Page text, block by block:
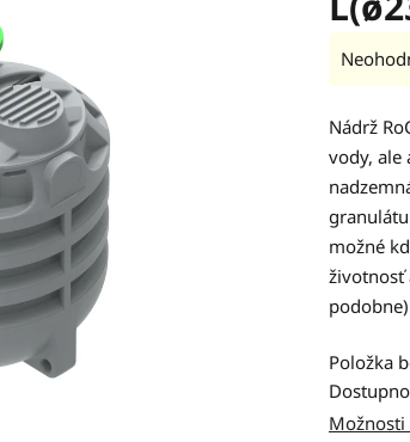
je
0,0
z
5
Nádrž
vody, ale
možné
životnosť
Položka